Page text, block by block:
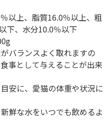
以上、脂質16.0％以上、粗
下、水分10.0％以下
バランスよく取れますの
事として与えることが出来
安に、愛猫の体重や状況に
鮮な水をいつでも飲めるよ